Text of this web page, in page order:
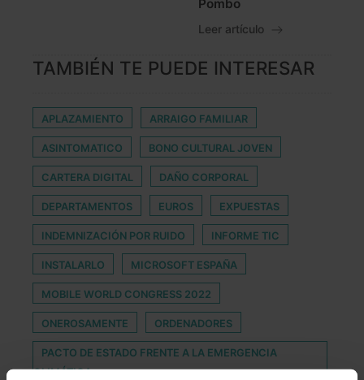
Pombo
Leer artículo
TAMBIÉN TE PUEDE INTERESAR
APLAZAMIENTO ARRAIGO FAMILIAR
ASINTOMATICO BONO CULTURAL JOVEN
CARTERA DIGITAL DAÑO CORPORAL
DEPARTAMENTOS EUROS EXPUESTAS
INDEMNIZACIÓN POR RUIDO INFORME TIC
INSTALARLO MICROSOFT ESPAÑA
MOBILE WORLD CONGRESS 2022
ONEROSAMENTE ORDENADORES
PACTO DE ESTADO FRENTE A LA EMERGENCIA
CLIMÁTICA